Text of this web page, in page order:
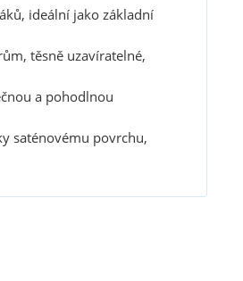
ideální jako základní
těsně uzavíratelné,
a pohodlnou
saténovému povrchu,